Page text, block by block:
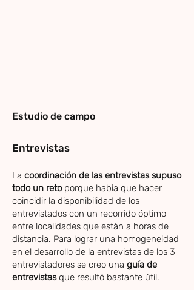
Estudio de campo
Entrevistas
La coordinación de las entrevistas supuso
todo un retoporque habia que hacer
coincidir la disponibilidad de los
entrevistados con un recorrido óptimo
entre localidades que están a horas de
distancia. Para lograr una homogeneidad
en el desarrollo de la entrevistas de los 3
entrevistadores se creo una guía de
entrevistasque resultó bastante útil.